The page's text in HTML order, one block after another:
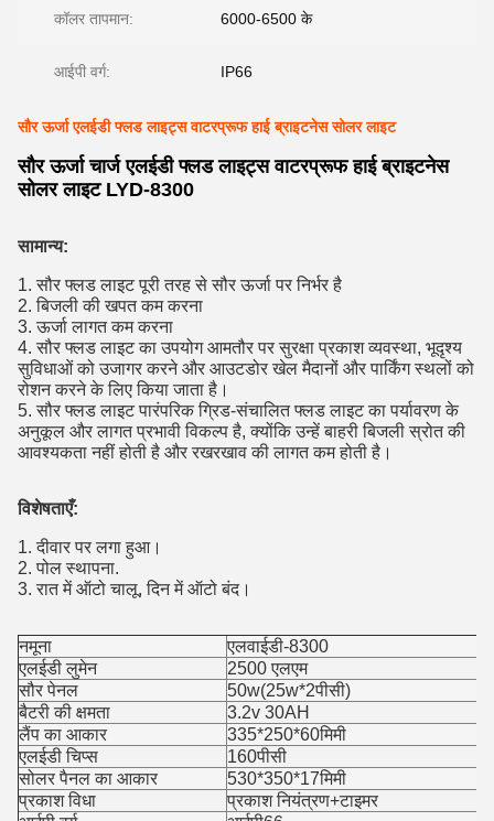
कॉलर तापमान: 6000-6500 के
आईपी ​​​​वर्ग: IP66
सौर ऊर्जा एलईडी फ्लड लाइट्स वाटरप्रूफ हाई ब्राइटनेस सोलर लाइट
सौर ऊर्जा चार्ज एलईडी फ्लड लाइट्स वाटरप्रूफ हाई ब्राइटनेस
सोलर लाइट LYD-8300
सामान्य:
1. सौर फ्लड लाइट पूरी तरह से सौर ऊर्जा पर निर्भर है
2. बिजली की खपत कम करना
3. ऊर्जा लागत कम करना
4. सौर फ्लड लाइट का उपयोग आमतौर पर सुरक्षा प्रकाश व्यवस्था, भूदृश्य
सुविधाओं को उजागर करने और आउटडोर खेल मैदानों और पार्किंग स्थलों को
रोशन करने के लिए किया जाता है।
5. सौर फ्लड लाइट पारंपरिक ग्रिड-संचालित फ्लड लाइट का पर्यावरण के
अनुकूल और लागत प्रभावी विकल्प है, क्योंकि उन्हें बाहरी बिजली स्रोत की
आवश्यकता नहीं होती है और रखरखाव की लागत कम होती है।
विशेषताएँ:
1. दीवार पर लगा हुआ।
2. पोल स्थापना.
3. रात में ऑटो चालू, दिन में ऑटो बंद।
नमूना
एलवाईडी-8300
एलईडी लुमेन
2500 एलएम
सौर पेनल
50w(25w*2पीसी)
बैटरी की क्षमता
3.2v 30AH
लैंप का आकार
335*250*60मिमी
एलईडी चिप्स
160पीसी
सोलर पैनल का आकार
530*350*17मिमी
प्रकाश विधा
प्रकाश नियंत्रण+टाइमर